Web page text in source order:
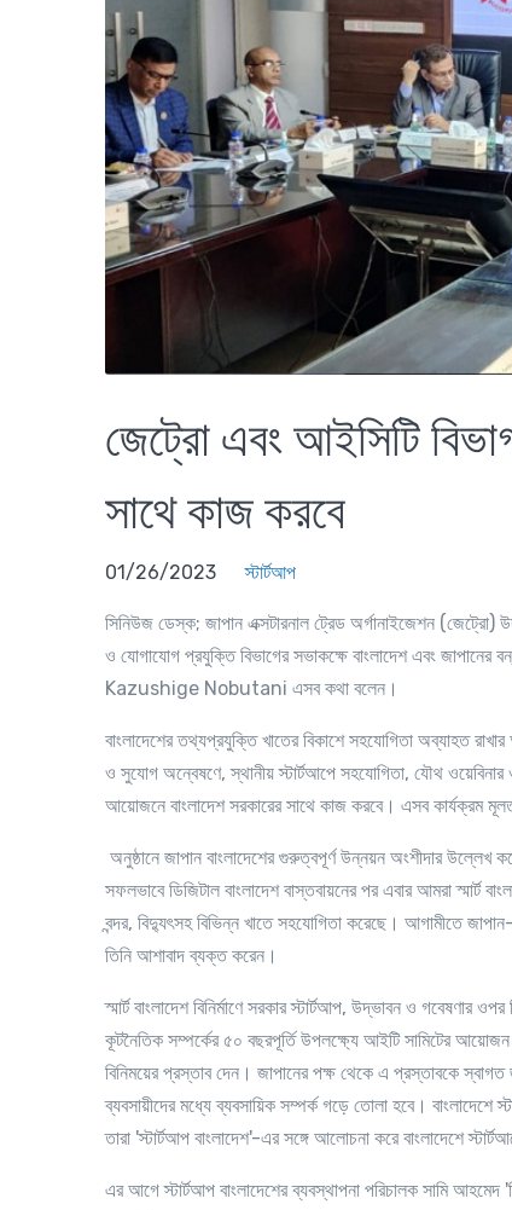
জেট্রো এবং আইসিটি
সাথে কাজ করবে
01/26/2023 স্টার্টআপ
সিনিউজ ডেস্ক; জাপান এক্সটারনাল ট্রেড অর্গানাইজেশন
ও যোগাযোগ প্রযুক্তি বিভাগের সভাকক্ষে বাংলাদেশ এবং
Kazushige Nobutani এসব কথা বলেন।
বাংলাদেশের তথ্যপ্রযুক্তি খাতের বিকাশে সহযোগিতা অব্যাহত
ও সুযোগ অন্বেষণে,স্থানীয় স্টার্টআপে সহযোগিতা, যৌথ ওয়েবিনার
আয়োজনে বাংলাদেশ সরকারের সাথে কাজ করবে। এসব কার্যক্রম মূলত
অনুষ্ঠানে জাপান বাংলাদেশের গুরুত্বপূর্ণ উন্নয়ন অংশীদার উল্লেখ
সফলভাবে ডিজিটাল বাংলাদেশ বাস্তবায়নের পর এবার আমরা স্মার্ট
বন্দর, বিদ্যুৎসহ বিভিন্ন খাতে সহযোগিতা করেছে। আগামীতে জাপান-
তিনি আশাবাদ ব্যক্ত করেন।
স্মার্ট বাংলাদেশ বিনির্মাণে সরকার স্টার্টআপ, উদ্ভাবন ও গবেষণার ওপর
কূটনৈতিক সম্পর্কের ৫০ বছরপূর্তি উপলক্ষ্যে আইটি সামিটের আয়োজন
বিনিময়ের প্রস্তাব দেন। জাপানের পক্ষ থেকে এ প্রস্তাবকে স্বাগত
ব্যবসায়ীদের মধ্যে ব্যবসায়িক সম্পর্ক গড়ে তোলা হবে।
তারা 'স্টার্টআপ বাংলাদেশ'-এর সঙ্গে আলোচনা করে বাংলাদেশে
এর আগে স্টার্টআপ বাংলাদেশের ব্যবস্থাপনা পরিচালক সামি আহমেদ